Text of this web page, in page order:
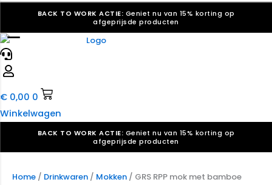
BACK TO WORK ACTIE: Geniet nu van 15% korting op
afgeprijsde producten
Verkiezingsdrukwerk nodig? Maak indruk, win stemmen.
☰
€ 0,00 0
Winkelwagen
BACK TO WORK ACTIE: Geniet nu van 15% korting op
afgeprijsde producten
Bekijk ons aanbod.
Home / Drinkwaren / Mokken / GRS RPP mok met bamboe